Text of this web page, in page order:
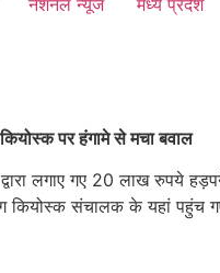
नेशनल न्यूज मध्य प्रदेश
पर हंगामे से मचा बवाल
लगाए गए 20 लाख रुपये
कियोस्क संचालक के यहां पहुंच